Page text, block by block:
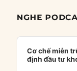
NGHE
Audio
Player
Cơ chế miễn
định đầu tư